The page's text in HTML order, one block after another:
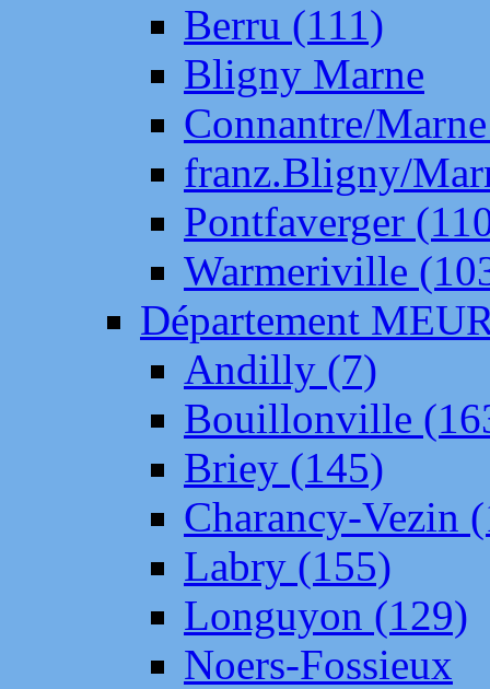
Berru (111)
Bligny Marne
Connantre/
franz.Bligny/
Pontfaverger
Warmeriville
Département
Andilly (7)
Bouillonville
Briey (145)
Charancy-Vezin
Labry (155)
Longuyon (129)
Noers-Fossieux